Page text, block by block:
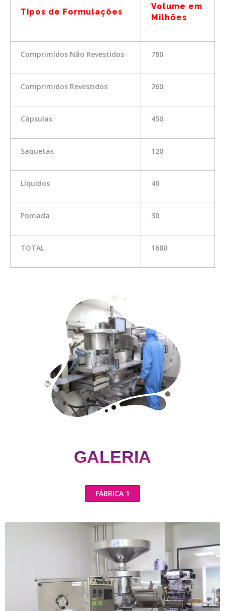
Tipos de Formulações
Volume em
Milhões
Comprimidos Não Revestidos 780
Comprimidos Revestidos 260
Cápsulas 450
Saquetas 120
Líquidos 40
Pomada 30
TOTAL 1680
GALERIA
FÁBRICA 1